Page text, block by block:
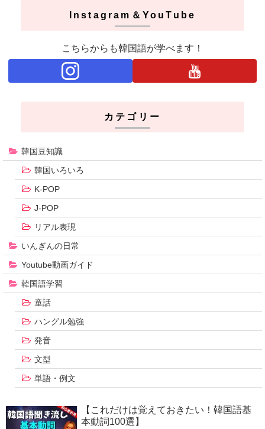
Instagram＆YouTube
こちらからも韓国語が学べます！
カテゴリー
韓国豆知識
韓国いろいろ
K-POP
J-POP
リアル表現
いんぎんの日常
Youtube動画ガイド
韓国語学習
童話
ハングル勉強
発音
文型
単語・例文
【これだけは覚えておきたい！韓国語基
本動詞100選】